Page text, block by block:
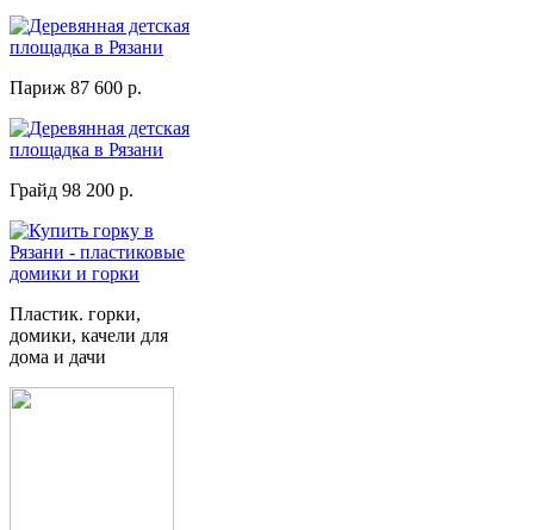
Париж 87 600 р.
Грайд 98 200 р.
Пластик. горки,
домики, качели для
дома и дачи